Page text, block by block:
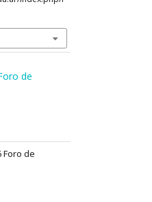
de
Foro de